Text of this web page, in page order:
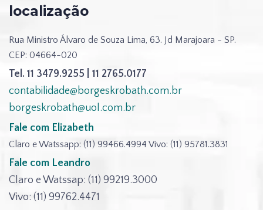
localização
Rua Ministro Álvaro de Souza Lima, 63. Jd Marajoara - SP.
CEP: 04664-020
Tel. 11 3479.9255 | 11 2765.0177
contabilidade@borgeskrobath.com.br
borgeskrobath@uol.com.br
Fale com Elizabeth
Claro e Watssapp: (11) 99466.4994 Vivo: (11) 95781.3831
Fale com Leandro
Claro e Watssap: (11) 99219.3000
Vivo: (11) 99762.4471